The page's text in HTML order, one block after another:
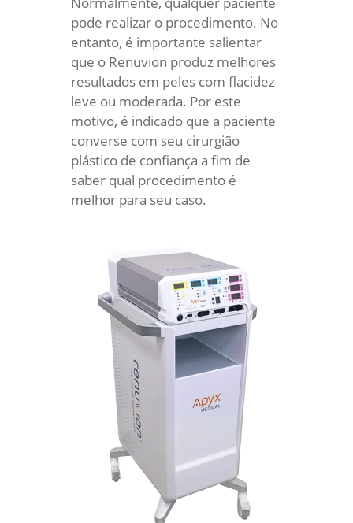
pode realizar o procedimento. No
entanto, é importante salientar
que o Renuvion produz melhores
resultados em peles com flacidez
leve ou moderada. Por este
motivo, é indicado que a paciente
converse com seu cirurgião
plástico de confiança a fim de
saber qual procedimento é
melhor para seu caso.